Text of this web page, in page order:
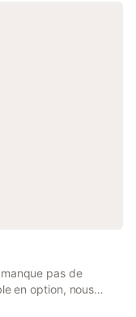
pas de
en option, nous